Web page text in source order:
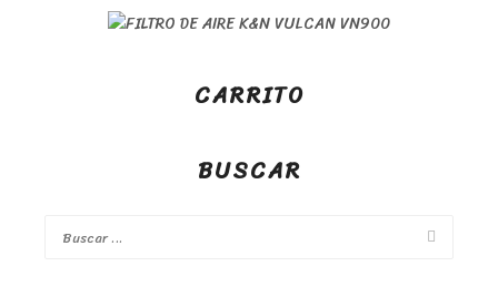
CARRITO
BUSCAR